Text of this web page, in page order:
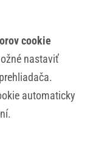
cookie
nastaviť
automaticky